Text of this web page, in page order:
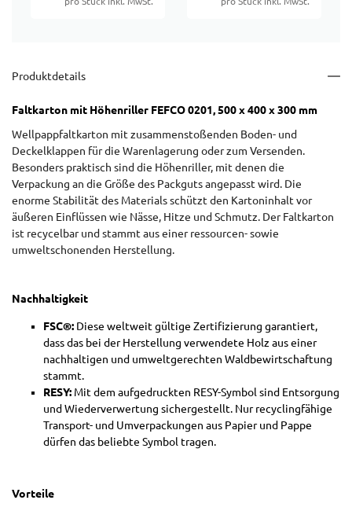
Produktdetails
Faltkarton mit Höhenriller FEFCO 0201, 500 x 400 x 300 mm
Wellpappfaltkarton mit zusammenstoßenden Boden- und
Deckelklappen für die Warenlagerung oder zum Versenden.
Besonders praktisch sind die Höhenriller, mit denen die
Verpackung an die Größe des Packguts angepasst wird. Die
enorme Stabilität des Materials schützt den Kartoninhalt vor
äußeren Einflüssen wie Nässe, Hitze und Schmutz. Der Faltkarton
ist recycelbar und stammt aus einer ressourcen- sowie
umweltschonenden Herstellung.
Nachhaltigkeit
FSC®: Diese weltweit gültige Zertifizierung garantiert,
dass das bei der Herstellung verwendete Holz aus einer
nachhaltigen und umweltgerechten Waldbewirtschaftung
stammt.
RESY: Mit dem aufgedruckten RESY-Symbol sind Entsorgung
und Wiederverwertung sichergestellt. Nur recyclingfähige
Transport- und Umverpackungen aus Papier und Pappe
dürfen das beliebte Symbol tragen.
Vorteile